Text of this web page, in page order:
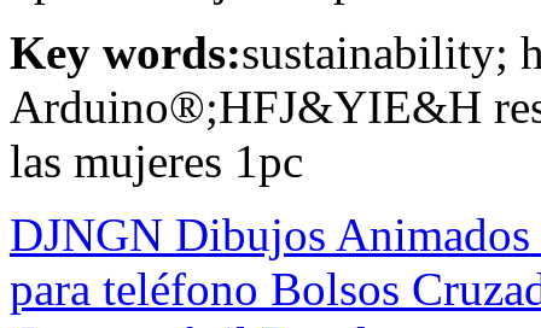
Key words:sustainability;
Arduino®;HFJ&YIE&H
las mujeres 1pc
DJNGN Dibujos
para teléfono Bolsos